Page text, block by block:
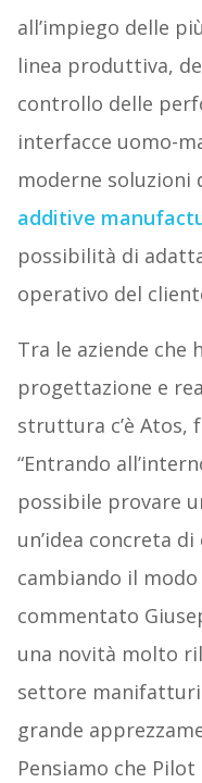
all’impiego delle
linea produttiva,
controllo delle
interfacce uomo-
moderne soluzioni
additive
possibilità di
operativo del
Tra le aziende che
progettazione e
struttura c’è Atos,
“Entrando
possibile provare
un’idea concreta
cambiando il modo
commentato
una novità molto
settore
grande
Pensiamo che